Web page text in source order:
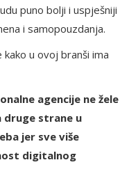
puno bolji i uspješniji
i samopouzdanja.
u ovoj branši ima
agencije ne žele
druge strane u
jer sve više
digitalnog